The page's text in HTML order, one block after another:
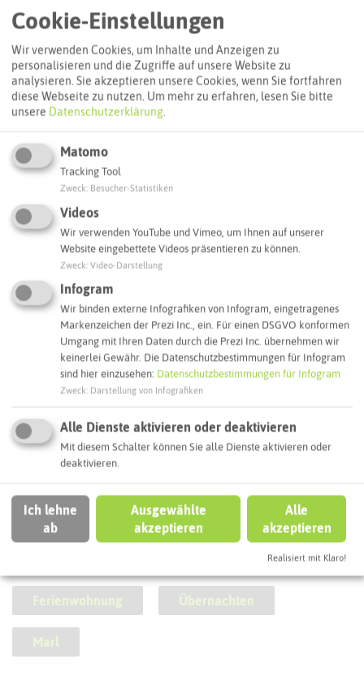
Autoroute finden
ATTRAKTIONEN IN DER UMGEBUNG
Was ihr hier noch erleben könnt
MARL
Dressurstall Gösmeier
SCHLAGWORTE
So ordnen wir diese Attraktion ein
Ferienwohnung Übernachten
Marl
Cookie-Einstellungen
Wir verwenden Cookies, um Inhalte und Anzeigen zu
personalisieren und die Zugriffe auf unsere Website zu
analysieren. Sie akzeptieren unsere Cookies, wenn Sie fortfahren
diese Webseite zu nutzen. Um mehr zu erfahren, lesen Sie bitte
unsere Datenschutzerklärung.
Matomo
Tracking Tool
Zweck Besucher-Statistiken
Videos
Wir verwenden YouTube und Vimeo, um Ihnen auf unserer
Website eingebettete Videos präsentieren zu können.
Zweck Video-Darstellung
Infogram
Wir binden externe Infografiken von Infogram, eingetragenes
Markenzeichen der Prezi Inc., ein. Für einen DSGVO konformen
Umgang mit Ihren Daten durch die Prezi Inc. übernehmen wir
keinerlei Gewähr. Die Datenschutzbestimmungen für Infogram
sind hier einzusehen: Datenschutzbestimmungen für Infogram
Zweck Darstellung von Infografiken
Alle Dienste aktivieren oder deaktivieren
Mit diesem Schalter können Sie alle Dienste aktivieren oder
deaktivieren.
Ich lehne
ab
Ausgewählte
akzeptieren
Alle
akzeptieren
Realisiert mit Klaro!